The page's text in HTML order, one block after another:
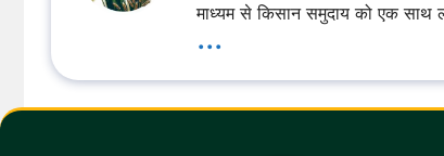
माध्यम से किसान समुदाय को एक साथ
...